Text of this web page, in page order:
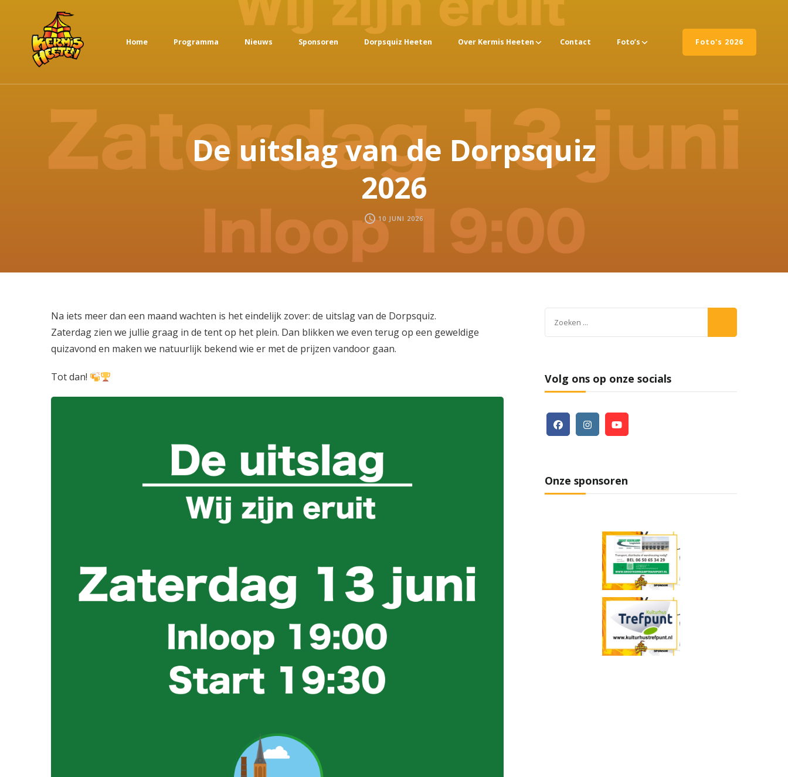
Home Programma Nieuws Sponsoren Dorpsquiz Heeten Over Kermis Heeten Contact Foto’s Foto's 2026
De uitslag van de Dorpsquiz
2026
10 JUNI 2026
Na iets meer dan een maand wachten is het eindelijk zover: de uitslag van de Dorpsquiz.
Zaterdag zien we jullie graag in de tent op het plein. Dan blikken we even terug op een geweldige
quizavond en maken we natuurlijk bekend wie er met de prijzen vandoor gaan.
Tot dan! Volg ons op onze socials
Onze sponsoren